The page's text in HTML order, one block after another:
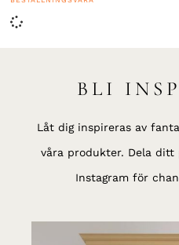
BLI
Låt dig inspireras av
våra produkter. Dela ditt
Instagram för